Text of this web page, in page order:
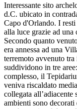
Interessante sito
d.C. ubicato in
Capo d'Orlando. I resti
alla luce grazie ad una
Secondo quanto
era annessa ad una
terremoto avvenuto
suddividono in tre
complesso, il
veniva riscaldato
collegata
ambienti sono